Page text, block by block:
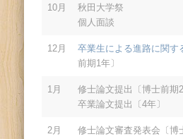
10月
秋田大学祭
個人面談
12月 卒業生による進路に関す
前期1年〕
1月
修士論文提出〔博士前期2
卒業論文提出〔4年〕
2月
修士論文審査発表会〔博